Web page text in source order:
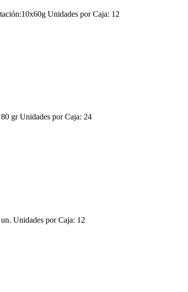
Unidades por Caja: 12
gr Unidades por Caja: 24
Unidades por Caja: 12